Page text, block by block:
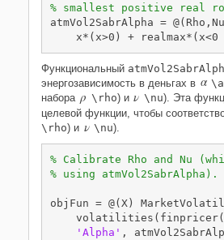
% smallest positive real
atmVol2SabrAlpha =
x*(x>0) +
Функциональный
энергозависимость в деньгах в α
набора ρ \rho) и ν \nu). Эта
целевой функции, чтобы
\rho) и ν \nu).
% Calibrate Rho and Nu
% using atmVol2SabrAlpha).
objFun = @(X)
    volatilities(finpricer(
'Alpha' ,